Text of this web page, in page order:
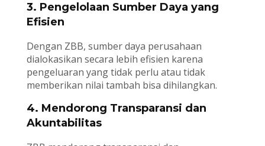
3. Pengelolaan Sumber Daya yang
Efisien
Dengan ZBB, sumber daya perusahaan
dialokasikan secara lebih efisien karena
pengeluaran yang tidak perlu atau tidak
memberikan nilai tambah bisa dihilangkan.
4. Mendorong Transparansi dan
Akuntabilitas